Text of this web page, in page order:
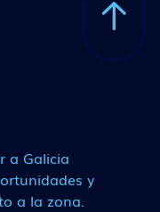
a Galicia
y
a la zona.